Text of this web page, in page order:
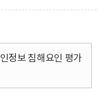
정보 침해요인 평가